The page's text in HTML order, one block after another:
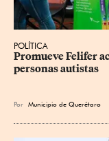
POLÍTICA
Promueve Felifer
personas autistas
Por Municipio de Querétaro